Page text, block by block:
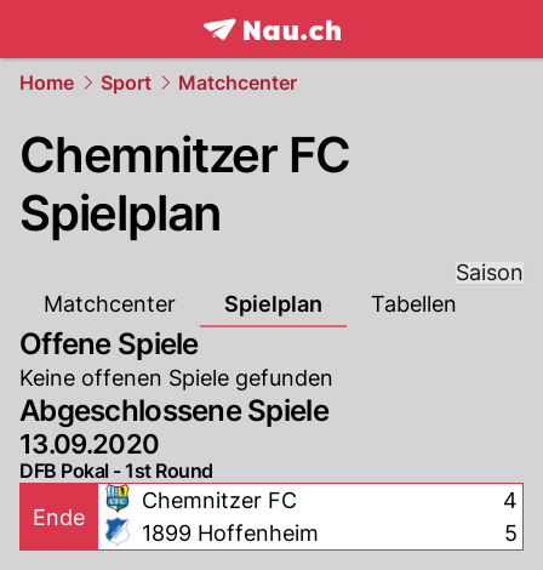
frontpage.NAU.ch
Home Sport Matchcenter
Chemnitzer FC
Spielplan
Saison
Matchcenter
Spielplan Tabellen
Offene Spiele
Keine offenen Spiele gefunden
Abgeschlossene Spiele
13.09.2020
DFB Pokal - 1st Round
Ende
Chemnitzer FC
1899 Hoffenheim
4
5